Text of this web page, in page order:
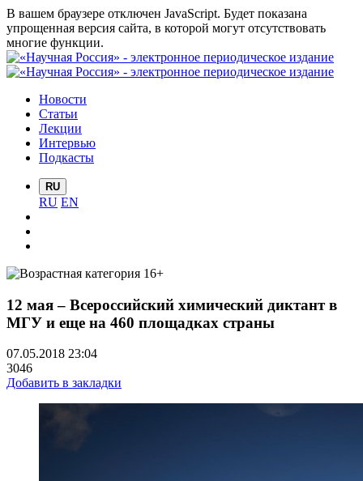
В вашем браузере отключен JavaScript. Будет показана
упрощенная версия сайта, в которой могут отсутствовать
многие функции.
Новости
Статьи
Лекции
Интервью
Подкасты
RU
RU EN
12 мая – Всероссийский химический диктант в
МГУ и еще на 460 площадках страны
07.05.2018 23:04
3046
Добавить в закладки